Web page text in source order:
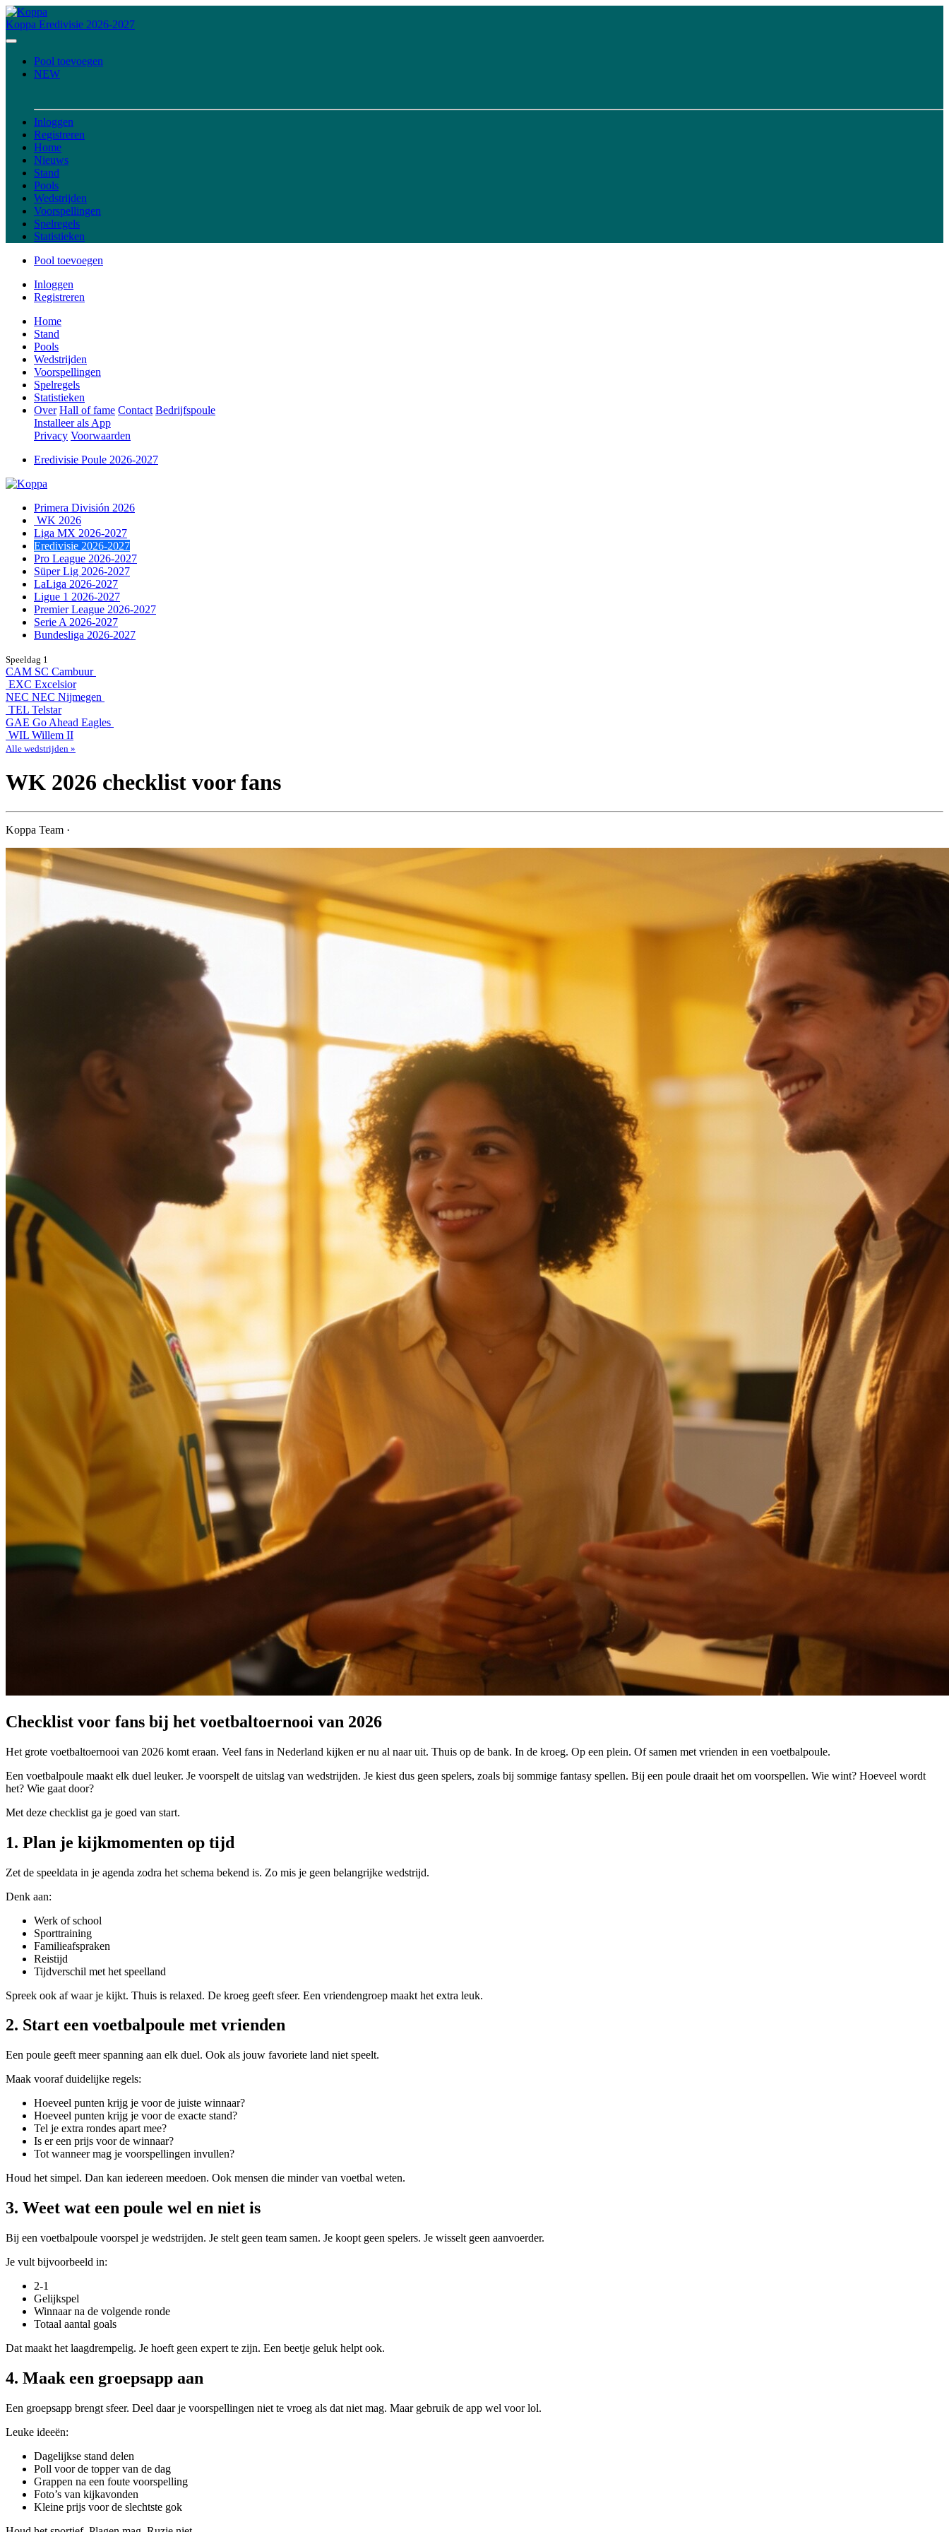
Koppa Eredivisie 2026-2027
Pool toevoegen
NEW
Inloggen
Registreren
Home
Nieuws
Stand
Pools
Wedstrijden
Voorspellingen
Spelregels
Statistieken
Pool toevoegen
Inloggen
Registreren
Home
Stand
Pools
Wedstrijden
Voorspellingen
Spelregels
Statistieken
Over Hall of fame Contact Bedrijfspoule
Installeer als App
Privacy Voorwaarden
Eredivisie Poule 2026-2027
Primera División 2026
WK 2026
Liga MX 2026-2027
Eredivisie 2026-2027
Pro League 2026-2027
Süper Lig 2026-2027
LaLiga 2026-2027
Ligue 1 2026-2027
Premier League 2026-2027
Serie A 2026-2027
Bundesliga 2026-2027
Speeldag 1
CAM SC Cambuur
EXC Excelsior
NEC NEC Nijmegen
TEL Telstar
GAE Go Ahead Eagles
WIL Willem II
Alle wedstrijden »
WK 2026 checklist voor fans
Koppa Team ·
Checklist voor fans bij het voetbaltoernooi van 2026
Het grote voetbaltoernooi van 2026 komt eraan. Veel fans in Nederland kijken er nu al naar uit. Thuis op de bank. In de kroeg. Op een plein. Of samen met vrienden in een voetbalpoule.
Een voetbalpoule maakt elk duel leuker. Je voorspelt de uitslag van wedstrijden. Je kiest dus geen spelers, zoals bij sommige fantasy spellen. Bij een poule draait het om voorspellen. Wie wint? Hoeveel wordt
het? Wie gaat door?
Met deze checklist ga je goed van start.
1. Plan je kijkmomenten op tijd
Zet de speeldata in je agenda zodra het schema bekend is. Zo mis je geen belangrijke wedstrijd.
Denk aan:
Werk of school
Sporttraining
Familieafspraken
Reistijd
Tijdverschil met het speelland
Spreek ook af waar je kijkt. Thuis is relaxed. De kroeg geeft sfeer. Een vriendengroep maakt het extra leuk.
2. Start een voetbalpoule met vrienden
Een poule geeft meer spanning aan elk duel. Ook als jouw favoriete land niet speelt.
Maak vooraf duidelijke regels:
Hoeveel punten krijg je voor de juiste winnaar?
Hoeveel punten krijg je voor de exacte stand?
Tel je extra rondes apart mee?
Is er een prijs voor de winnaar?
Tot wanneer mag je voorspellingen invullen?
Houd het simpel. Dan kan iedereen meedoen. Ook mensen die minder van voetbal weten.
3. Weet wat een poule wel en niet is
Bij een voetbalpoule voorspel je wedstrijden. Je stelt geen team samen. Je koopt geen spelers. Je wisselt geen aanvoerder.
Je vult bijvoorbeeld in:
2-1
Gelijkspel
Winnaar na de volgende ronde
Totaal aantal goals
Dat maakt het laagdrempelig. Je hoeft geen expert te zijn. Een beetje geluk helpt ook.
4. Maak een groepsapp aan
Een groepsapp brengt sfeer. Deel daar je voorspellingen niet te vroeg als dat niet mag. Maar gebruik de app wel voor lol.
Leuke ideeën:
Dagelijkse stand delen
Poll voor de topper van de dag
Grappen na een foute voorspelling
Foto’s van kijkavonden
Kleine prijs voor de slechtste gok